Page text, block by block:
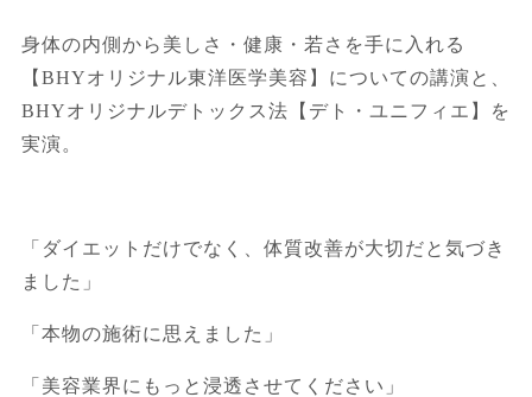
身体の内側から美しさ・健康・若さを手に入れる
【BHYオリジナル東洋医学美容】についての講演と、
BHYオリジナルデトックス法【デト・ユニフィエ】を
実演。
「ダイエットだけでなく、体質改善が大切だと気づき
ました」
「本物の施術に思えました」
「美容業界にもっと浸透させてください」